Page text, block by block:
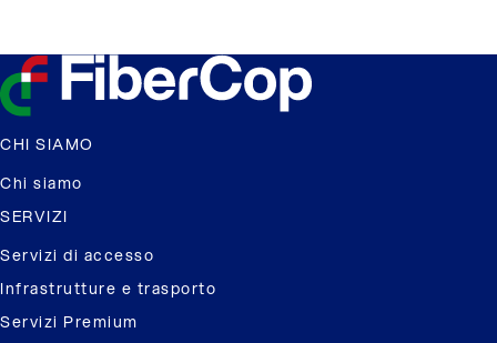
CHI SIAMO
Chi siamo
SERVIZI
Servizi di accesso
Infrastrutture e trasporto
Servizi Premium